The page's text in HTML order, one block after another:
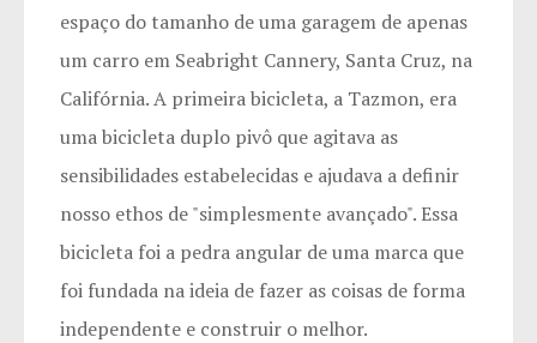
espaço do tamanho de uma garagem de apenas
um carro em Seabright Cannery, Santa Cruz, na
Califórnia. A primeira bicicleta, a Tazmon, era
uma bicicleta duplo pivô que agitava as
sensibilidades estabelecidas e ajudava a definir
nosso ethos de "simplesmente avançado". Essa
bicicleta foi a pedra angular deuma marca que
foi fundada na ideia de fazer as coisas de forma
independente e construir o melhor.